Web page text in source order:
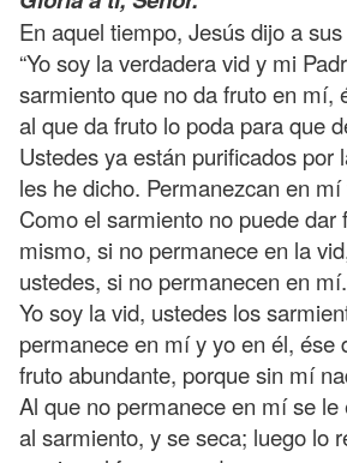
En aquel tiempo, Jesús dijo a
“Yo soy la verdadera vid y mi
sarmiento que no da fruto en mí,
al que da fruto lo poda para que
Ustedes ya están purificados por
les he dicho. Permanezcan en
Como el sarmiento no puede dar
mismo, si no permanece en la
ustedes, si no permanecen en mí.
Yo soy la vid, ustedes los
permanece en mí y yo en él, ése
fruto abundante, porque sin mí
Al que no permanece en mí se
al sarmiento, y se seca; luego lo